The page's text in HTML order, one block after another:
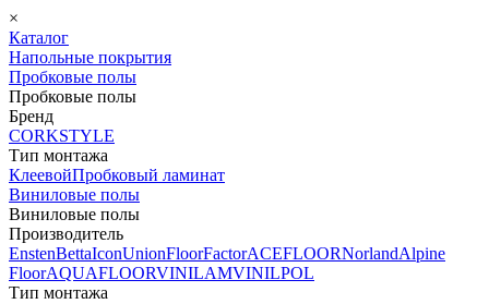
×
Каталог
Напольные покрытия
Пробковые полы
Пробковые полы
Бренд
CORKSTYLE
Тип монтажа
КлеевойПробковый ламинат
Виниловые полы
Виниловые полы
Производитель
EnstenBettaIconUnionFloorFactorACEFLOORNorlandAlpine
FloorAQUAFLOORVINILAMVINILPOL
Тип монтажа